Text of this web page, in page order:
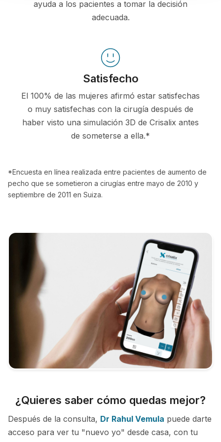
ayuda a los pacientes a tomar la decisión
adecuada.
Satisfecho
El 100% de las mujeres afirmó estar satisfechas
o muy satisfechas con la cirugía después de
haber visto una simulación 3D de Crisalix antes
de someterse a ella.*
*Encuesta en línea realizada entre pacientes de aumento de
pecho que se sometieron a cirugías entre mayo de 2010 y
septiembre de 2011 en Suiza.
¿Quieres saber cómo quedas mejor?
Después de la consulta, Dr Rahul Vemula puede darte
acceso para ver tu "nuevo yo" desde casa, con tu